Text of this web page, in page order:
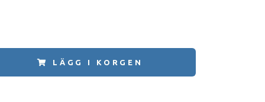
LÄGG I KORGEN